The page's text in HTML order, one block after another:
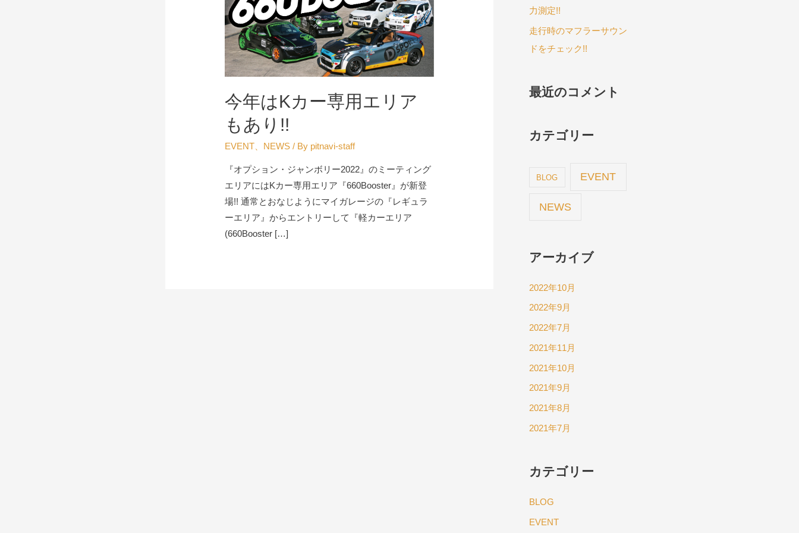
今年はKカー専用エリア
もあり!!
EVENT、 NEWS/ By pitnavi-staff
『オプション・ジャンボリー2022』のミーティング
エリアにはKカー専用エリア『660Booster』が新登
場!! 通常とおなじようにマイガレージの『レギュラ
ーエリア』からエントリーして『軽カーエリア
(660Booster […]
力測定!!
走行時のマフラーサウン
ドをチェック!!
最近のコメント
カテゴリー
BLOG EVENT
NEWS
アーカイブ
2022年10月
2022年9月
2022年7月
2021年11月
2021年10月
2021年9月
2021年8月
2021年7月
カテゴリー
BLOG
EVENT